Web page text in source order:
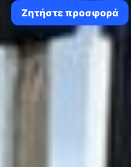
Ζητήστε προσφορά